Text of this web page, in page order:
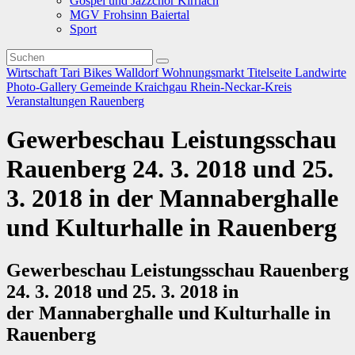
MGV Frohsinn Baiertal
Sport
Wirtschaft Tari Bikes WalldorfWohnungsmarkt Titelseite Landwirte
Photo-Gallery Gemeinde Kraichgau Rhein-Neckar-Kreis
Veranstaltungen Rauenberg
Gewerbeschau Leistungsschau
Rauenberg 24. 3. 2018 und 25.
3. 2018 in der Mannaberghalle
und Kulturhalle in Rauenberg
Gewerbeschau Leistungsschau Rauenberg
24. 3. 2018 und 25. 3. 2018 in
der Mannaberghalle und Kulturhalle in
Rauenberg